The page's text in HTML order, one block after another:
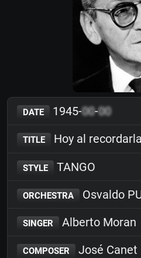
DATE 1945-00-00
TITLE Hoy al recordarla
STYLE TANGO
ORCHESTRA Osvaldo
SINGER Alberto Moran
COMPOSER José Canet